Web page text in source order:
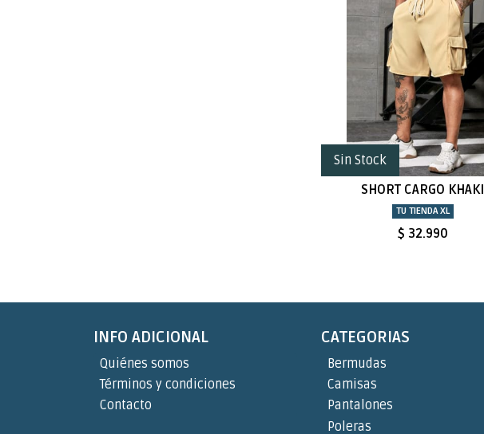
Sin Stock
SHORT CARGO KHAKI
TU TIENDA XL
$ 32.990
INFO ADICIONAL
Quiénes somos
Términos y condiciones
Contacto
CATEGORIAS
Bermudas
Camisas
Pantalones
Poleras